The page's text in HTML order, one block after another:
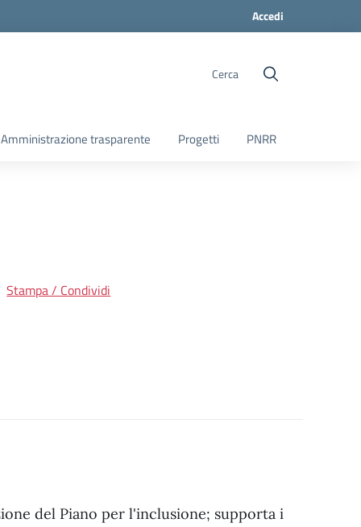
Accedi
Cerca
Amministrazione trasparente Progetti PNRR
Stampa / Condividi
del Piano per l'inclusione; supporta i